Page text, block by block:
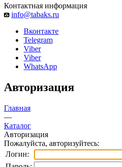
Контактная информация
info@tabaks.ru
Вконтакте
Telegram
Viber
Viber
WhatsApp
Авторизация
Главная
—
Каталог
Авторизация
Пожалуйста, авторизуйтесь:
Логин: